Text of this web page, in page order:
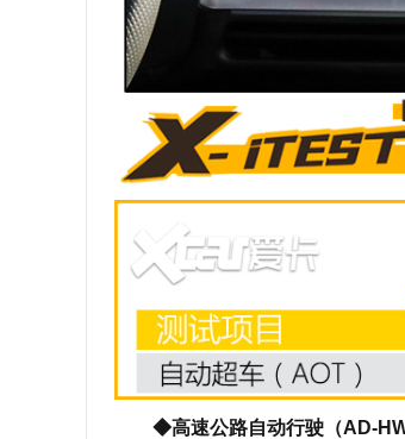
◆高速公路自动行驶（AD-HW